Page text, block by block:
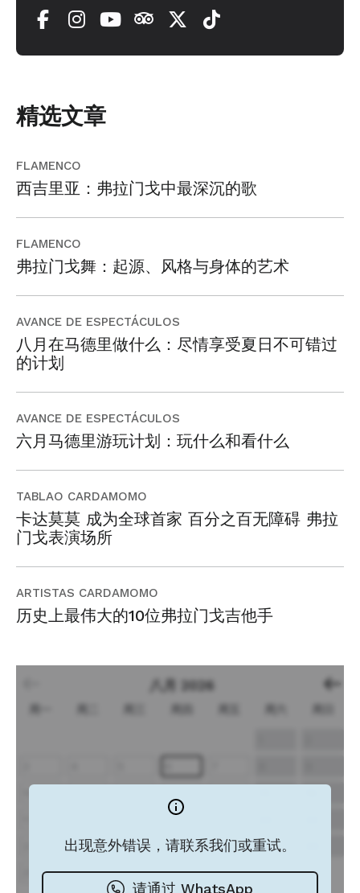
精选文章
FLAMENCO
西吉里亚：弗拉门戈中最深沉的歌
FLAMENCO
弗拉门戈舞：起源、风格与身体的艺术
AVANCE DE ESPECTÁCULOS
八月在马德里做什么：尽情享受夏日不可错过
的计划
AVANCE DE ESPECTÁCULOS
六月马德里游玩计划：玩什么和看什么
TABLAO CARDAMOMO
卡达莫莫 成为全球首家 百分之百无障碍 弗拉
门戈表演场所
ARTISTAS CARDAMOMO
历史上最伟大的10位弗拉门戈吉他手